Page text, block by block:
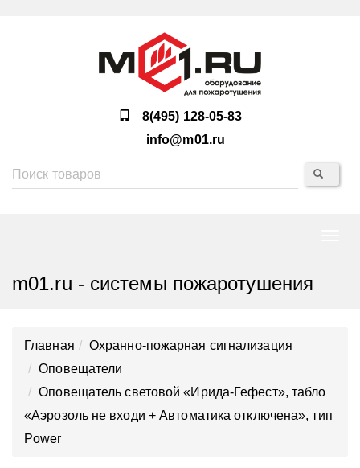
8(495) 128-05-83
info@m01.ru
m01.ru - системы пожаротушения
Главная
Охранно-пожарная сигнализация
Оповещатели
Оповещатель световой «Ирида-Гефест», табло
«Аэрозоль не входи + Автоматика отключена», тип
Power